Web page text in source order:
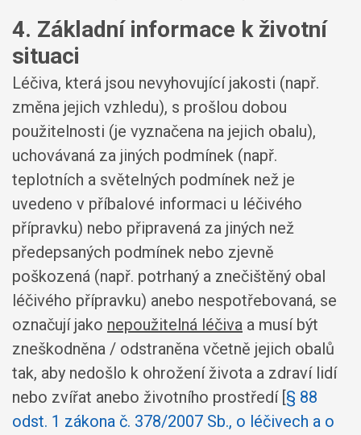
4. Základní informace k životní
situaci
Léčiva, která jsou nevyhovující jakosti (např.
změna jejich vzhledu), s prošlou dobou
použitelnosti (je vyznačena na jejich obalu),
uchovávaná za jiných podmínek (např.
teplotních a světelných podmínek než je
uvedeno v příbalové informaci u léčivého
přípravku) nebo připravená za jiných než
předepsaných podmínek nebo zjevně
poškozená (např. potrhaný a znečištěný obal
léčivého přípravku) anebo nespotřebovaná, se
označují jako nepoužitelná léčiva a musí být
zneškodněna / odstraněna včetně jejich obalů
tak, aby nedošlo k ohrožení života a zdraví lidí
nebo zvířat anebo životního prostředí [§ 88
odst. 1 zákona č. 378/2007 Sb., o léčivech a o